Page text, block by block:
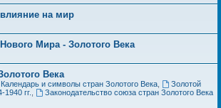
на мир
Мира - Золотого Века
Века
Календарь и символы стран Золотого Века,
Золотой
1940 гг.
Законодательство союза стран Золотого Века